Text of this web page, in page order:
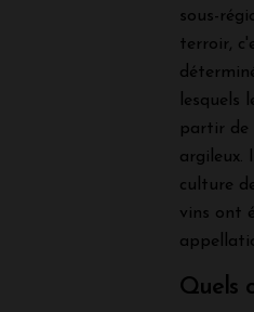
sous-
terroir,
lesquels
partir de
argileux.
culture
vins ont
Quels